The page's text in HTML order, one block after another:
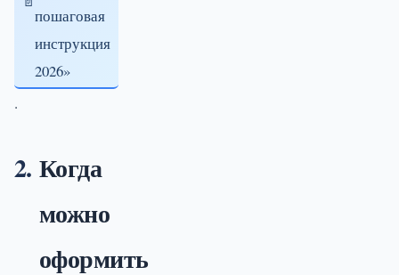
пошаговая
инструкция
2026»
.
Когда
можно
оформить